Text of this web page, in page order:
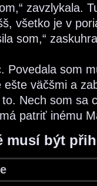
zavzlykala.
všetko je v
som,“
Povedala som
ešte väčšmi a
Nech som sa
patriť inému
musí být